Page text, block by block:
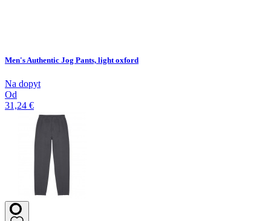
Men's Authentic Jog Pants, light oxford
Na dopyt
Od
31,24 €